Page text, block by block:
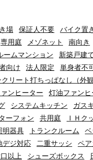
場 保証人不要 バイク置
専用庭 メゾネット 南向き
ームマンション
新築戸建
向け 法人限定 単身者不
クリート打ちっぱなし（外観
ンヒーター 灯油ファンヒ
システムキッチン ガス
ーフォン 共用庭
ＩＨク
明器具 トランクルーム
デジ対応 二重サッシ ペ
以上 シューズボックス